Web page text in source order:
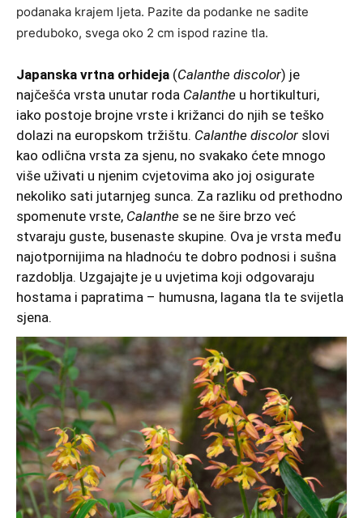
podanaka krajem ljeta. Pazite da podanke ne sadite
preduboko, svega oko 2 cm ispod razine tla.
Japanska vrtna orhideja (Calanthe discolor) je
najčešća vrsta unutar roda Calanthe u hortikulturi,
iako postoje brojne vrste i križanci do njih se teško
dolazi na europskom tržištu. Calanthe discolor slovi
kao odlična vrsta za sjenu, no svakako ćete mnogo
više uživati u njenim cvjetovima ako joj osigurate
nekoliko sati jutarnjeg sunca. Za razliku od prethodno
spomenute vrste, Calanthe se ne šire brzo već
stvaraju guste, busenaste skupine. Ova je vrsta među
najotpornijima na hladnoću te dobro podnosi i sušna
razdoblja. Uzgajajte je u uvjetima koji odgovaraju
hostama i papratima – humusna, lagana tla te svijetla
sjena.